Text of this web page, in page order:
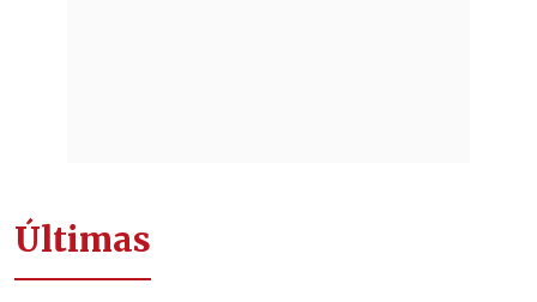
Últimas